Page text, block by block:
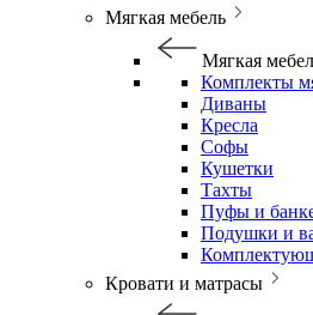
Мягкая мебель
Мягкая
Комплекты
Диваны
Кресла
Софы
Кушетки
Тахты
Пуфы и
Подушки и
Кровати и матрасы